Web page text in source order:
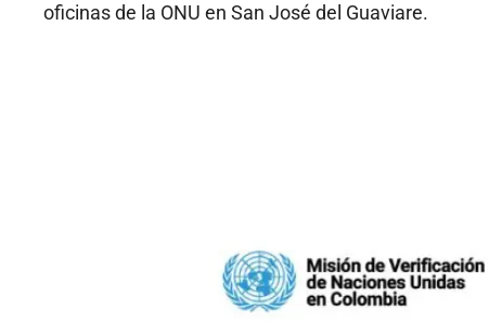
oficinas de la ONU en San José del Guaviare.